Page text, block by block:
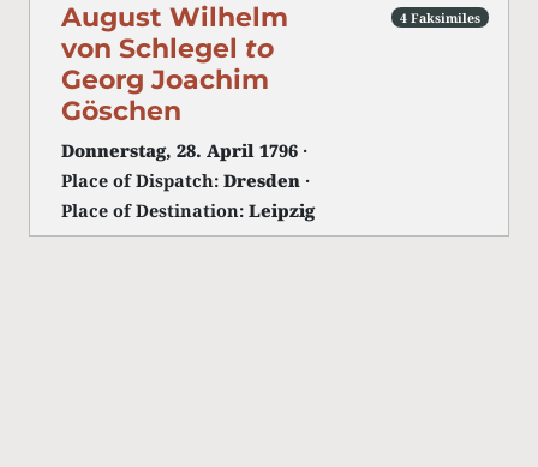
August Wilhelm
von Schlegel to
Georg Joachim
Göschen
Donnerstag, 28. April 1796 ·
Place of Dispatch: Dresden ·
Place of Destination: Leipzig
4 Faksimiles